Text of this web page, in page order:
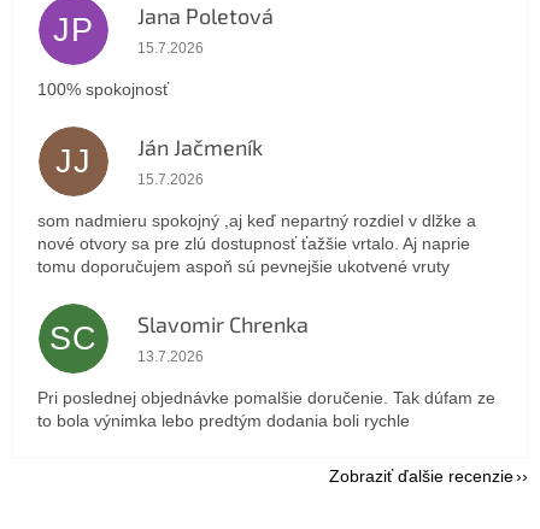
JP Jana Poletová
Hodnotenie obchodu je 5 z 5 hviezdičiek.
15.7.2026
100% spokojnosť
JJ Ján Jačmeník
Hodnotenie obchodu je 5 z 5 hviezdičiek.
15.7.2026
som nadmieru spokojný ,aj keď nepartný rozdiel v dlžke a
nové otvory sa pre zlú dostupnosť ťažšie vrtalo. Aj naprie
tomu doporučujem aspoň sú pevnejšie ukotvené vruty
SC Slavomir Chrenka
Hodnotenie obchodu je 5 z 5 hviezdičiek.
13.7.2026
Pri poslednej objednávke pomalšie doručenie. Tak dúfam ze
to bola výnimka lebo predtým dodania boli rychle
Zobraziť ďalšie recenzie